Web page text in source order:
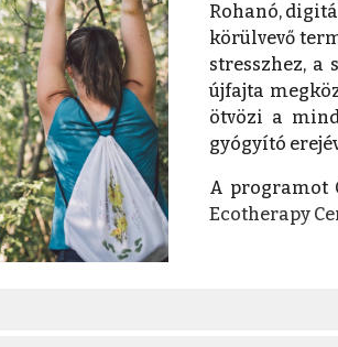
Rohanó,
körülvevő
stresszhez, a
újfajta
ötvözi a
gyógyító
A programot
Ecotherapy